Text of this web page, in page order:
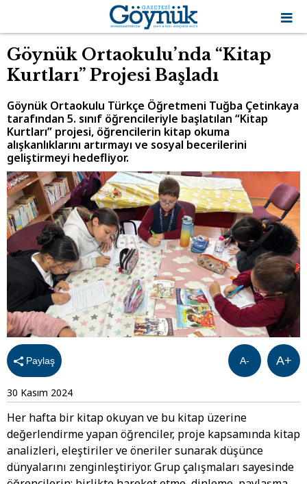
Göynük Ortaokulu’nda “Kitap
Kurtları” Projesi Başladı
Göynük Ortaokulu Türkçe Öğretmeni Tuğba Çetinkaya
tarafından 5. sınıf öğrencileriyle başlatılan “Kitap
Kurtları” projesi, öğrencilerin kitap okuma
alışkanlıklarını artırmayı ve sosyal becerilerini
geliştirmeyi hedefliyor.
Paylaş A+
A-
30 Kasım 2024
Her hafta bir kitap okuyan ve bu kitap üzerine
değerlendirme yapan öğrenciler, proje kapsamında kitap
analizleri, eleştiriler ve öneriler sunarak düşünce
dünyalarını zenginleştiriyor. Grup çalışmaları sayesinde